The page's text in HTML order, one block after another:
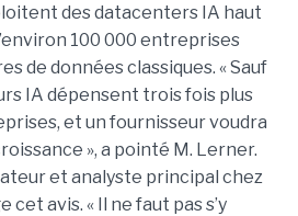
des datacenters IA haut
100 000 entreprises
de données classiques. « Sauf
IA dépensent trois fois plus
et un fournisseur voudra
», a pointé M. Lerner.
et analyste principal chez
cet avis. « Il ne faut pas s’y